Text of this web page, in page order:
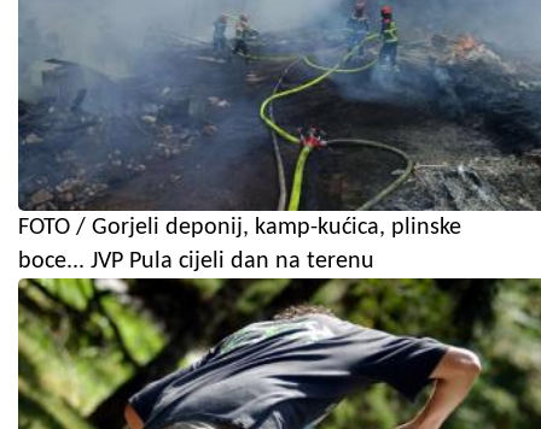
FOTO / Gorjeli deponij, kamp-kućica, plinske
boce... JVP Pula cijeli dan na terenu